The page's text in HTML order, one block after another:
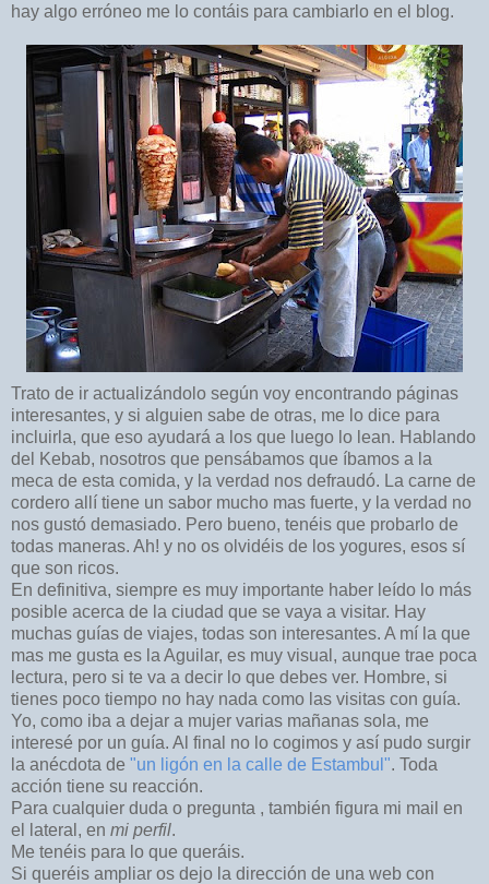
hay algo erróneo me lo contáis para cambiarlo en el blog.
Trato de ir actualizándolo según voy encontrando páginas
interesantes, y si alguien sabe de otras, me lo dice para
incluirla, que eso ayudará a los que luego lo lean. Hablando
del Kebab, nosotros que pensábamos que íbamos a la
meca de esta comida, y la verdad nos defraudó. La carne de
cordero allí tiene un sabor mucho mas fuerte, y la verdad no
nos gustó demasiado. Pero bueno, tenéis que probarlo de
todas maneras. Ah! y no os olvidéis de los yogures, esos sí
que son ricos.
En definitiva, siempre es muy importante haber leído lo más
posible acerca de la ciudad que se vaya a visitar. Hay
muchas guías de viajes, todas son interesantes. A mí la que
mas me gusta es la Aguilar, es muy visual, aunque trae poca
lectura, pero si te va a decir lo que debes ver. Hombre, si
tienes poco tiempo no hay nada como las visitas con guía.
Yo, como iba a dejar a mujer varias mañanas sola, me
interesé por un guía. Al final no lo cogimos y así pudo surgir
la anécdota de "un ligón en la calle de Estambul". Toda
acción tiene su reacción.
Para cualquier duda o pregunta , también figura mi mail en
el lateral, en mi perfil.
Me tenéis para lo que queráis.
Si queréis ampliar os dejo la dirección de una web con